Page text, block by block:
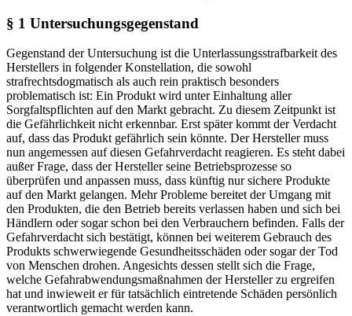
§ 1 Untersuchungsgegenstand
Gegenstand der Untersuchung ist die Unterlassungsstrafbarkeit des
Herstellers in folgender Konstellation, die sowohl
strafrechtsdogmatisch als auch rein praktisch besonders
problematisch ist: Ein Produkt wird unter Einhaltung aller
Sorgfaltspflichten auf den Markt gebracht. Zu diesem Zeitpunkt ist
die Gefährlichkeit nicht erkennbar. Erst später kommt der Verdacht
auf, dass das Produkt gefährlich sein könnte. Der Hersteller muss
nun angemessen auf diesen Gefahrverdacht reagieren. Es steht dabei
außer Frage, dass der Hersteller seine Betriebsprozesse so
überprüfen und anpassen muss, dass künftig nur sichere Produkte
auf den Markt gelangen. Mehr Probleme bereitet der Umgang mit
den Produkten, die den Betrieb bereits verlassen haben und sich bei
Händlern oder sogar schon bei den Verbrauchern befinden. Falls der
Gefahrverdacht sich bestätigt, können bei weiterem Gebrauch des
Produkts schwerwiegende Gesundheitsschäden oder sogar der Tod
von Menschen drohen. Angesichts dessen stellt sich die Frage,
welche Gefahrabwendungsmaßnahmen der Hersteller zu ergreifen
hat und inwieweit er für tatsächlich eintretende Schäden persönlich
verantwortlich gemacht werden kann.